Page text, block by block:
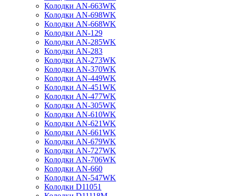
Колодки AN-663WK
Колодки AN-698WK
Колодки AN-668WK
Колодки AN-129
Колодки AN-285WK
Колодки AN-283
Колодки AN-273WK
Колодки AN-370WK
Колодки AN-449WK
Колодки AN-451WK
Колодки AN-477WK
Колодки AN-305WK
Колодки AN-610WK
Колодки AN-621WK
Колодки AN-661WK
Колодки AN-679WK
Колодки AN-727WK
Колодки AN-706WK
Колодки AN-660
Колодки AN-547WK
Колодки D11051